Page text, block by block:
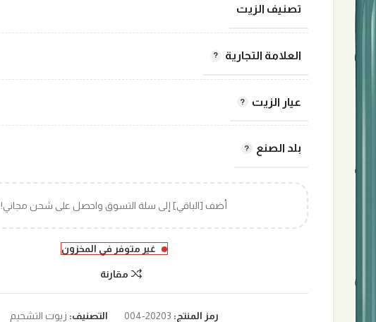
تصنيف الزيت
العلامة التجارية
عيار الزيت
بلد الصنع
أضف [الباقي] إلى سلة التسوق واحصل على شحن مجاني!
غير متوفر في المخزون
مقارنة
رمز المنتج: 20203-004 التصنيف: زيوت التشحيم